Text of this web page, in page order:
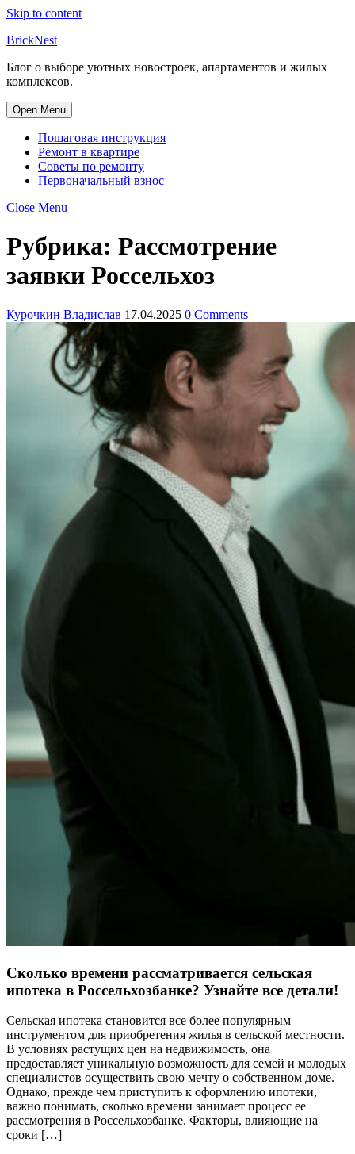
Skip to content
BrickNest
Блог о выборе уютных новостроек, апартаментов и жилых
комплексов.
Open Menu
Пошаговая инструкция
Ремонт в квартире
Советы по ремонту
Первоначальный взнос
Close Menu
Рубрика: Рассмотрение
заявки Россельхоз
Курочкин Владислав 17.04.2025 0 Comments
Сколько времени рассматривается сельская
ипотека в Россельхозбанке? Узнайте все детали!
Сельская ипотека становится все более популярным
инструментом для приобретения жилья в сельской местности.
В условиях растущих цен на недвижимость, она
предоставляет уникальную возможность для семей и молодых
специалистов осуществить свою мечту о собственном доме.
Однако, прежде чем приступить к оформлению ипотеки,
важно понимать, сколько времени занимает процесс ее
рассмотрения в Россельхозбанке. Факторы, влияющие на
сроки […]